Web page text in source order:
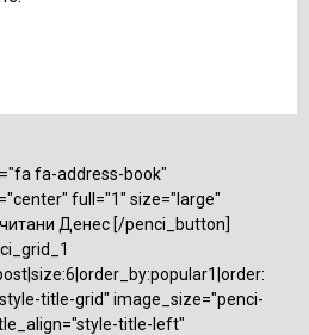
fa-address-book"
full="1" size="large"
Денес [/penci_button]
title-grid" image_size="penci-
title-left"